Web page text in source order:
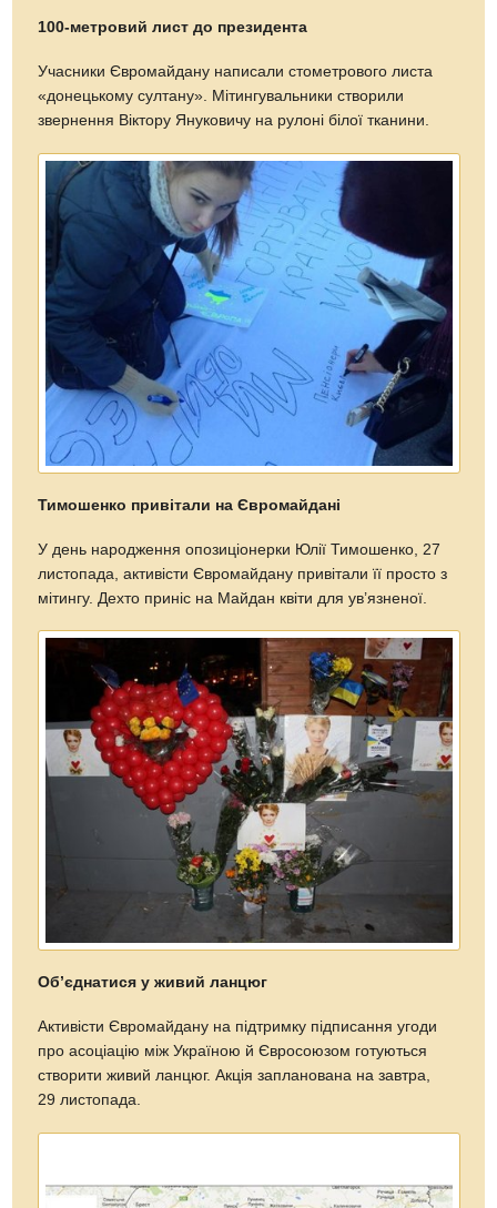
100-метровий лист до президента
Учасники Євромайдану написали стометрового листа
«донецькому султану». Мітингувальники створили
звернення Віктору Януковичу на рулоні білої тканини.
Тимошенко привітали на Євромайдані
У день народження опозиціонерки Юлії Тимошенко, 27
листопада, активісти Євромайдану привітали її просто з
мітингу. Дехто приніс на Майдан квіти для ув’язненої.
Об’єднатися у живий ланцюг
Активісти Євромайдану на підтримку підписання угоди
про асоціацію між Україною й Євросоюзом готуються
створити живий ланцюг. Акція запланована на завтра,
29 листопада.